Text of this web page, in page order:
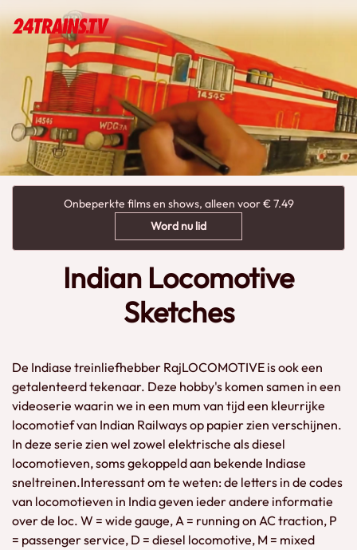
Onbeperkte films en shows, alleen voor € 7.49
Word nu lid
Indian Locomotive
Sketches
De Indiase treinliefhebber RajLOCOMOTIVE is ook een
getalenteerd tekenaar. Deze hobby's komen samen in een
videoserie waarin we in een mum van tijd een kleurrijke
locomotief van Indian Railways op papier zien verschijnen.
In deze serie zien wel zowel elektrische als diesel
locomotieven, soms gekoppeld aan bekende Indiase
sneltreinen.Interessant om te weten: de letters in de codes
van locomotieven in India geven ieder andere informatie
over de loc. W = wide gauge, A = running on AC traction, P
= passenger service, D = diesel locomotive, M = mixed